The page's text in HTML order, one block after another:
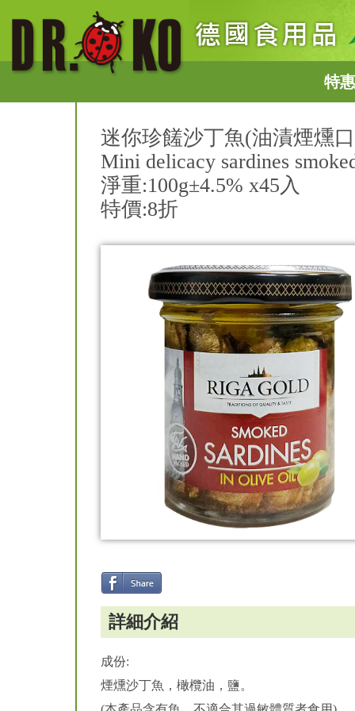
特
迷你珍饈沙丁魚(油漬煙燻
Mini delicacy sardines
淨重:100g±4.5% x45入
特價:8折
詳細介紹
成份:
煙燻沙丁魚，橄欖油，鹽。